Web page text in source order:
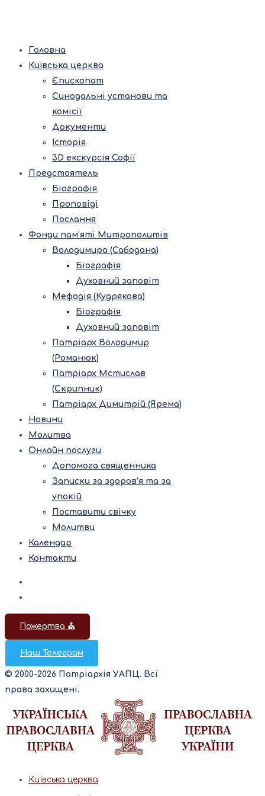
Головна
Київська церква
Єпископат
Синодальні установи та
комісії
Документи
Історія
3D екскурсія Софії
Предстоятель
Біографія
Проповіді
Послання
Фонди пам’яті Митрополитів
Володимира (Сабодана)
Біографія
Духовний заповіт
Мефодія (Кудрякова)
Біографія
Духовний заповіт
Патріарх Володимир
(Романюк)
Патріарх Мстислав
(Скрипник)
Патріарх Димитрій (Ярема)
Новини
Молитва
Онлайн послуги
Допомога священника
Записки за здоров’я та за
упокій
Поставити свічку
Молитви
Календар
Контакти
Пожертва ⛪️
Наш Телеграм
© 2000-2026 Патріархія УАПЦ. Всі
права захищені.
Київська церква